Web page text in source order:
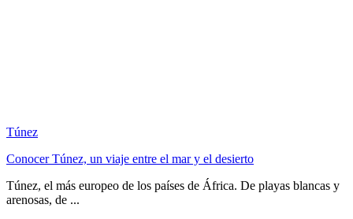
Túnez
Conocer Túnez, un viaje entre el mar y el desierto
Túnez, el más europeo de los países de África. De playas blancas y
arenosas, de ...